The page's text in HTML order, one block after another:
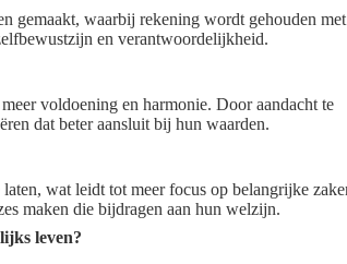
gemaakt, waarbij rekening wordt gehouden
en verantwoordelijkheid.
voldoening en harmonie. Door aandacht te
dat beter aansluit bij hun waarden.
wat leidt tot meer focus op belangrijke
maken die bijdragen aan hun welzijn.
leven?